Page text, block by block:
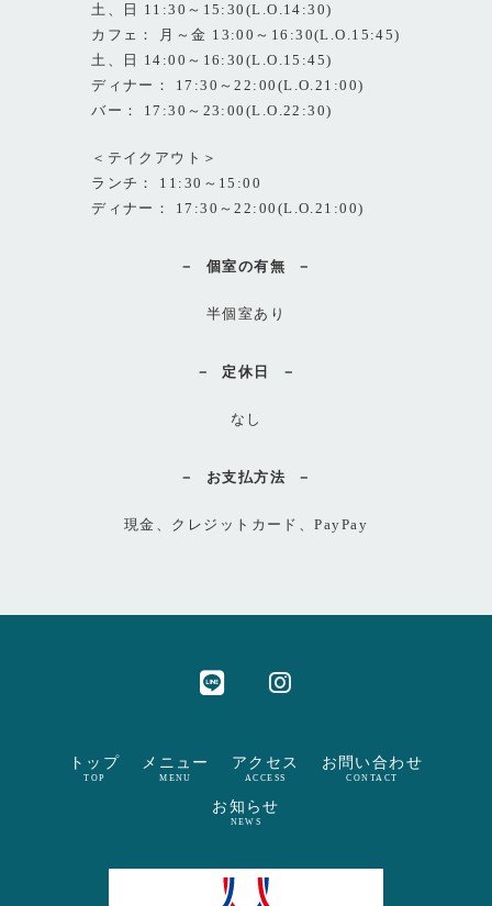
土、日 11:30～15:30(L.O.14:30)
カフェ： 月～金 13:00～16:30(L.O.15:45)
土、日 14:00～16:30(L.O.15:45)
ディナー： 17:30～22:00(L.O.21:00)
バー： 17:30～23:00(L.O.22:30)
＜テイクアウト＞
ランチ： 11:30～15:00
ディナー： 17:30～22:00(L.O.21:00)
個室の有無
半個室あり
定休日
なし
お支払方法
現金、クレジットカード、PayPay
トップ
TOP
メニュー
MENU
アクセス
ACCESS
お問い合わせ
CONTACT
お知らせ
NEWS